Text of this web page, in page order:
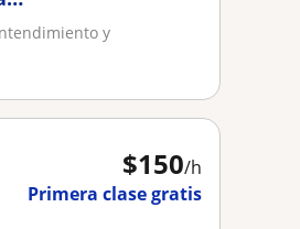
y
$150/h
Primera clase gratis